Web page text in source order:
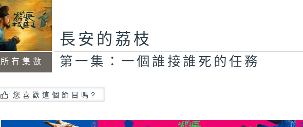
所有集數
長安的荔枝
第一集：一個誰接誰死的任務
您喜歡這個節目嗎?